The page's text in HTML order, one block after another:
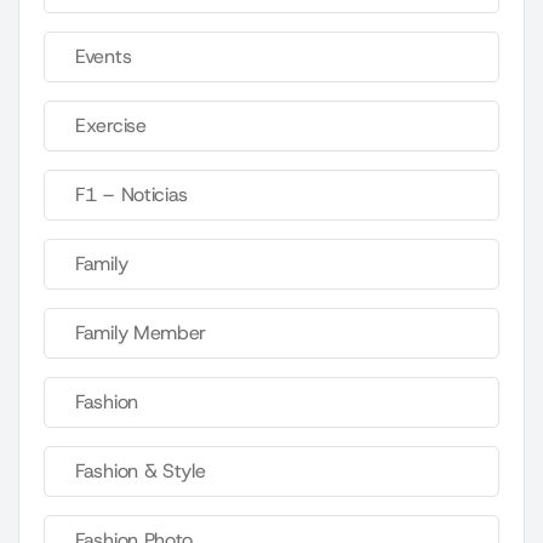
Events
Exercise
F1 – Noticias
Family
Family Member
Fashion
Fashion & Style